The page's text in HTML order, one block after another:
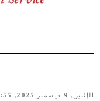
الإثنين, 8 ديسمبر 2025, 23:55